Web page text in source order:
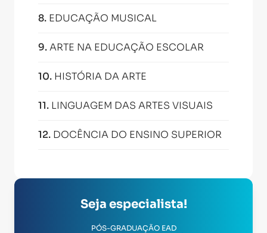
8. EDUCAÇÃO MUSICAL
9.ARTE NA EDUCAÇÃO ESCOLAR
10. HISTÓRIA DA ARTE
11. LINGUAGEM DAS ARTES VISUAIS
12. DOCÊNCIA DO ENSINO SUPERIOR
Seja especialista!
PÓS-GRADUAÇÃO EAD